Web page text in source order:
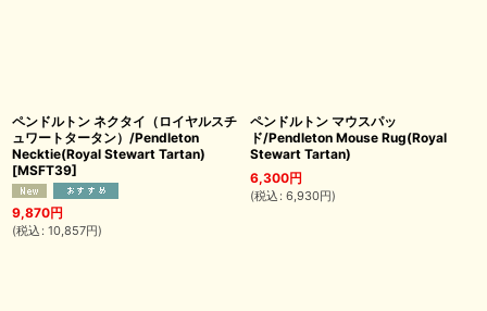
ペンドルトン ネクタイ（ロイヤルスチ
ュワートタータン）/Pendleton
Necktie(Royal Stewart Tartan)
[MSFT39]
9,870円
(税込 : 10,857円)
ペンドルトン マウスパッ
ド/Pendleton Mouse Rug(Royal
Stewart Tartan)
6,300円
(税込 : 6,930円)